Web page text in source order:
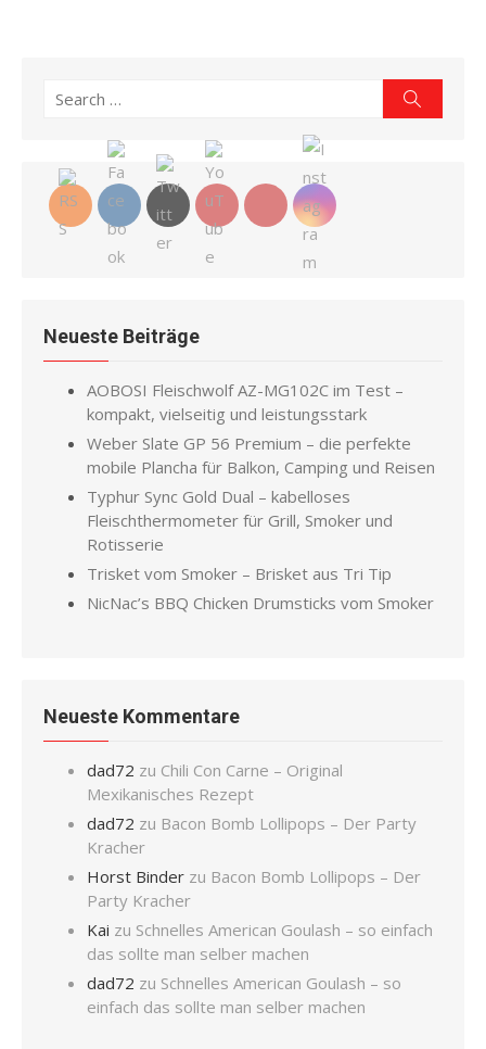
Search
Neueste Beiträge
AOBOSI Fleischwolf AZ-MG102C im Test –
kompakt, vielseitig und leistungsstark
Weber Slate GP 56 Premium – die perfekte
mobile Plancha für Balkon, Camping und Reisen
Typhur Sync Gold Dual – kabelloses
Fleischthermometer für Grill, Smoker und
Rotisserie
Trisket vom Smoker – Brisket aus Tri Tip
NicNac’s BBQ Chicken Drumsticks vom Smoker
Neueste Kommentare
dad72 zu Chili Con Carne – Original
Mexikanisches Rezept
dad72 zu Bacon Bomb Lollipops – Der Party
Kracher
Horst Binder zu Bacon Bomb Lollipops – Der
Party Kracher
Kai zu Schnelles American Goulash – so einfach
das sollte man selber machen
dad72 zu Schnelles American Goulash – so
einfach das sollte man selber machen